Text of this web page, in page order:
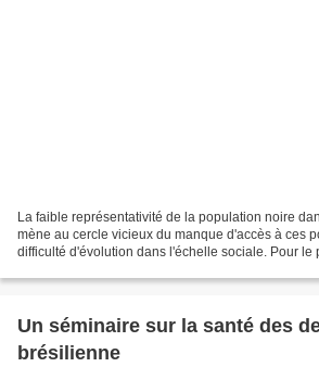
La faible représentativité de la population noire
mène au cercle vicieux du manque d'accès à ces
difficulté d'évolution dans l'échelle sociale. Pour le
Un séminaire sur la santé des
brésilienne